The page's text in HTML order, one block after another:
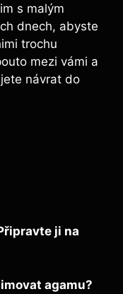
s malým
dnech, abyste
trochu
mezi vámi a
návrat do
ji na
agamu?